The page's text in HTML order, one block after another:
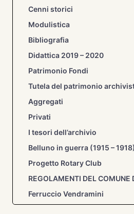
Cenni storici
Modulistica
Bibliografia
Didattica 2019 – 2020
Patrimonio Fondi
Tutela del patrimonio
Aggregati
Privati
I tesori dell’archivio
Belluno in guerra (1915 – 1918)
Progetto Rotary Club
REGOLAMENTI DEL COMUNE
Ferruccio Vendramini